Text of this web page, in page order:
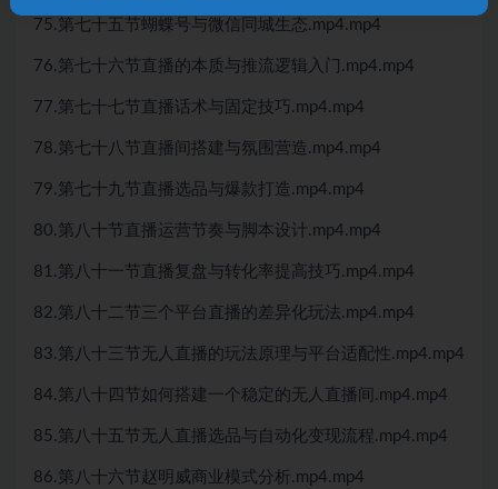
75.第七十五节蝴蝶号与微信同城生态.mp4.mp4
76.第七十六节直播的本质与推流逻辑入门.mp4.mp4
77.第七十七节直播话术与固定技巧.mp4.mp4
78.第七十八节直播间搭建与氛围营造.mp4.mp4
79.第七十九节直播选品与爆款打造.mp4.mp4
80.第八十节直播运营节奏与脚本设计.mp4.mp4
81.第八十一节直播复盘与转化率提高技巧.mp4.mp4
82.第八十二节三个平台直播的差异化玩法.mp4.mp4
83.第八十三节无人直播的玩法原理与平台适配性.mp4.mp4
84.第八十四节如何搭建一个稳定的无人直播间.mp4.mp4
85.第八十五节无人直播选品与自动化变现流程.mp4.mp4
86.第八十六节赵明威商业模式分析.mp4.mp4